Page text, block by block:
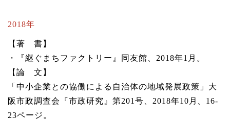
2018年
【著 書】
・『継ぐまちファクトリー』同友館、2018年1月。
【論 文】
「中小企業との協働による自治体の地域発展政策」大
阪市政調査会『市政研究』第201号、2018年10月、16-
23ページ。